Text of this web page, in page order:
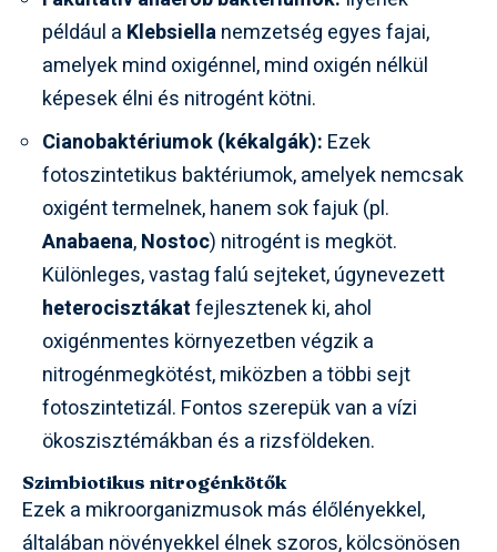
például a Klebsiellanemzetség egyes fajai,
amelyek mind oxigénnel, mind oxigén nélkül
képesek élni és nitrogént kötni.
Cianobaktériumok (kékalgák): Ezek
fotoszintetikus baktériumok, amelyek nemcsak
oxigént termelnek, hanem sok fajuk (pl.
Anabaena,Nostoc) nitrogént is megköt.
Különleges, vastag falú sejteket, úgynevezett
heterocisztákatfejlesztenek ki, ahol
oxigénmentes környezetben végzik a
nitrogénmegkötést, miközben a többi sejt
fotoszintetizál. Fontos szerepük van a vízi
ökoszisztémákban és a rizsföldeken.
Szimbiotikus nitrogénkötők
Ezek a mikroorganizmusok más élőlényekkel,
általában növényekkel élnek szoros, kölcsönösen